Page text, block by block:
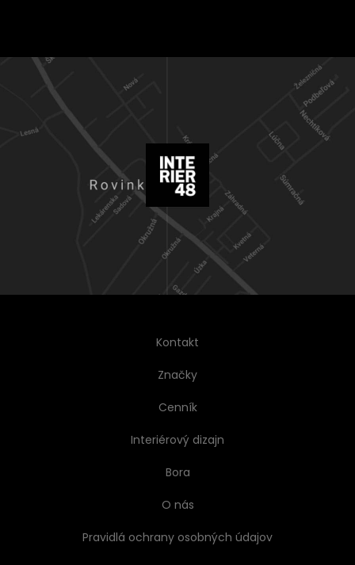
Kontakt
Značky
Cenník
Interiérový dizajn
Bora
O nás
Pravidlá ochrany osobných údajov